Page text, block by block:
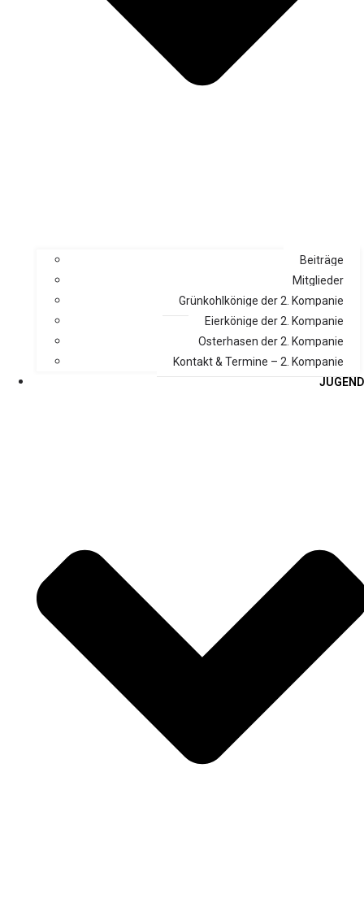
Beiträge
Mitglieder
Grünkohlkönige der 2. Kompanie
Eierkönige der 2. Kompanie
Osterhasen der 2. Kompanie
Kontakt & Termine – 2. Kompanie
JUGEND